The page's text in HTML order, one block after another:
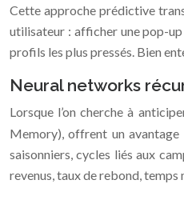
Cette approche prédictive
utilisateur : afficher une pop-up
profils les plus pressés. Bien
Neural networks
Lorsque l’on cherche à
Memory), offrent un avantage
saisonniers, cycles liés aux
revenus, taux de rebond,